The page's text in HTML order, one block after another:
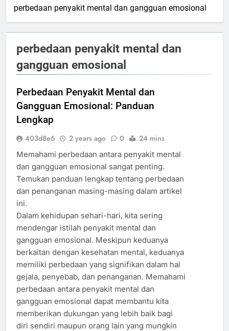
perbedaan penyakit mental dan gangguan emosional
perbedaan penyakit mental dan
gangguan emosional
Perbedaan Penyakit Mental dan
Gangguan Emosional: Panduan
Lengkap
403d8e6 2 years ago 0 24 mins
Memahami perbedaan antara penyakit mental
dan gangguan emosional sangat penting.
Temukan panduan lengkap tentang perbedaan
dan penanganan masing-masing dalam artikel
ini.
Dalam kehidupan sehari-hari, kita sering
mendengar istilah penyakit mental dan
gangguan emosional. Meskipun keduanya
berkaitan dengan kesehatan mental, keduanya
memiliki perbedaan yang signifikan dalam hal
gejala, penyebab, dan penanganan. Memahami
perbedaan antara penyakit mental dan
gangguan emosional dapat membantu kita
memberikan dukungan yang lebih baik bagi
diri sendiri maupun orang lain yang mungkin